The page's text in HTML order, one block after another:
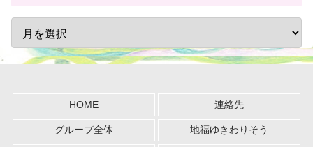
HOME 連絡先
グループ全体 地福ゆきわりそう